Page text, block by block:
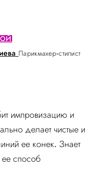
Парикмахер-стилист
импровизацию и
делает чистые и
ее конек. Знает
ее способ